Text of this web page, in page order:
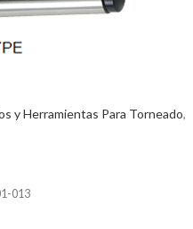
y Herramientas Para Torneado,
013